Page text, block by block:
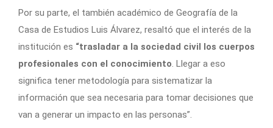
Por su parte, el también académico de Geografía de la
Casa de Estudios Luis Álvarez, resaltó que el interés de la
institución es “trasladar a la sociedad civil los cuerpos
profesionales con el conocimiento. Llegar a eso
significa tener metodología para sistematizar la
información que sea necesaria para tomar decisiones que
van a generar un impacto en las personas”.